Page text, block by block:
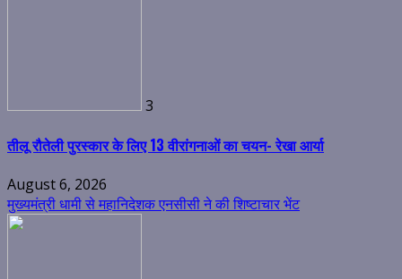
3
तीलू रौतेली पुरस्कार के लिए 13 वीरांगनाओं का चयन- रेखा आर्या
August 6, 2026
मुख्यमंत्री धामी से महानिदेशक एनसीसी ने की शिष्टाचार भेंट